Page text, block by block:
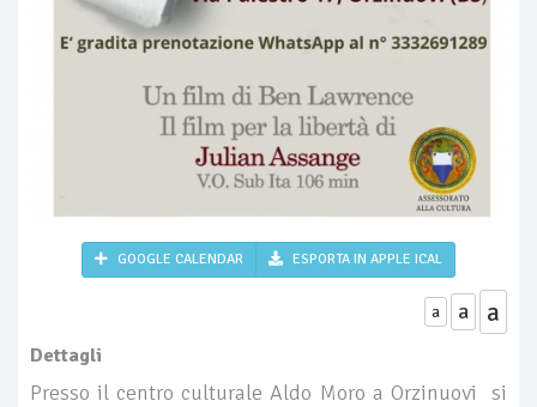
GOOGLE CALENDAR ESPORTA IN APPLE ICAL
a a a
Dettagli
Presso il centro culturale Aldo Moro a Orzinuovi si